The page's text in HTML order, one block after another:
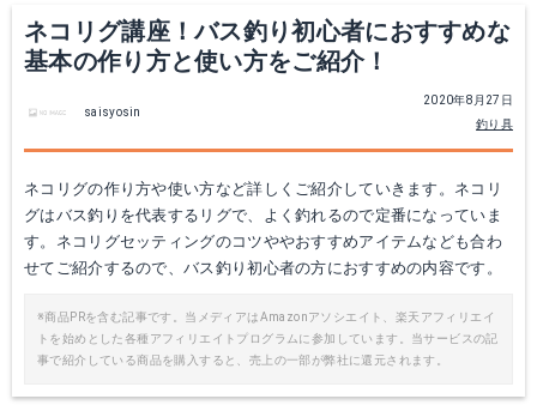
ネコリグ講座！バス釣り初心者におすすめな
基本の作り方と使い方をご紹介！
2020年8月27日
釣り具
saisyosin
ネコリグの作り方や使い方など詳しくご紹介していきます。ネコリ
グはバス釣りを代表するリグで、よく釣れるので定番になっていま
す。ネコリグセッティングのコツややおすすめアイテムなども合わ
せてご紹介するので、バス釣り初心者の方におすすめの内容です。
※商品PRを含む記事です。当メディアはAmazonアソシエイト、楽天アフィリエイ
トを始めとした各種アフィリエイトプログラムに参加しています。当サービスの記
事で紹介している商品を購入すると、売上の一部が弊社に還元されます。